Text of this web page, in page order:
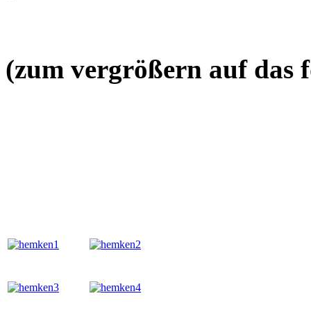
(zum vergrößern auf das